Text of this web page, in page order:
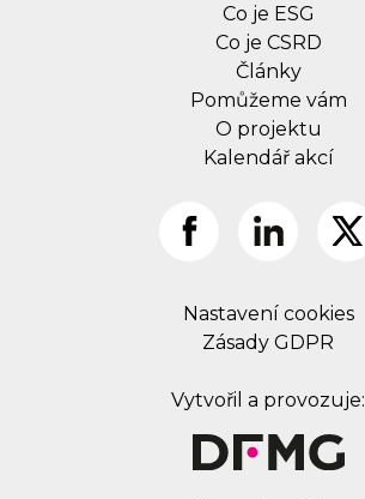
Co je ESG
Co je CSRD
Články
Pomůžeme vám
O projektu
Kalendář akcí
Nastavení cookies
Zásady GDPR
Vytvořil a provozuje: